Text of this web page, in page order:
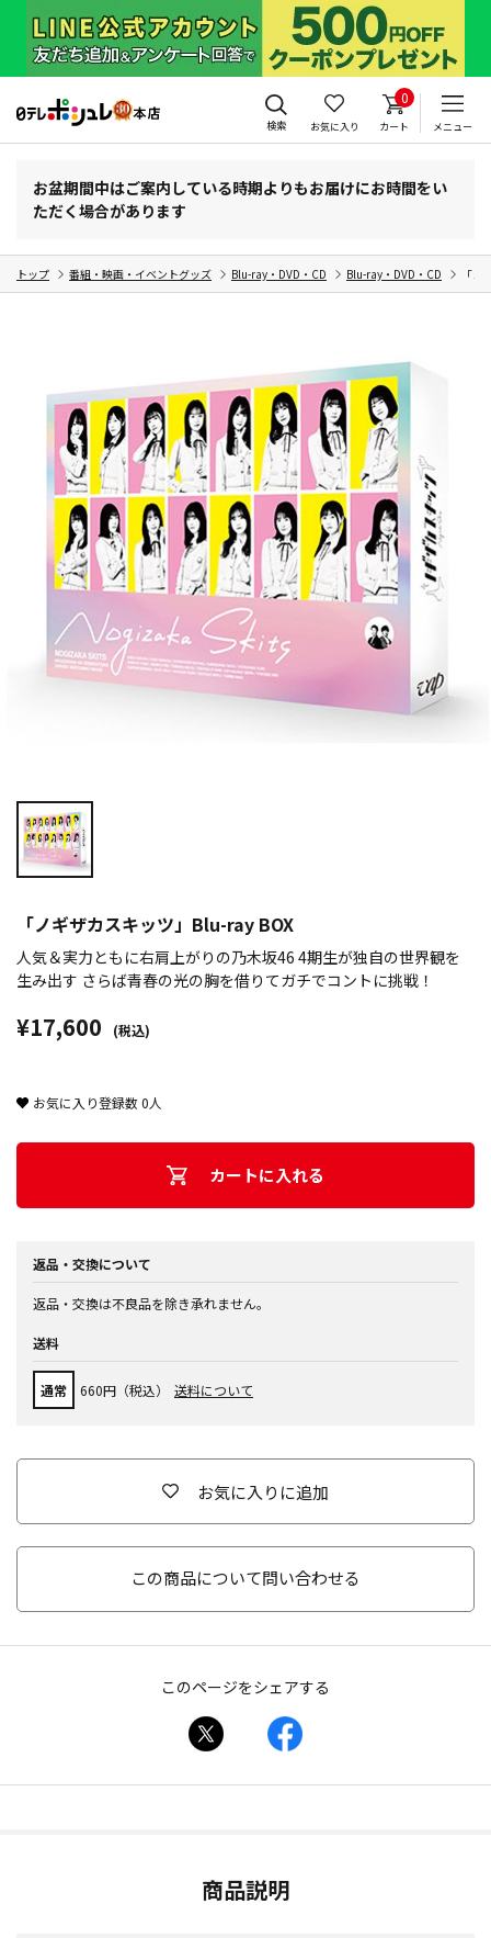
検索 お気に入り
0
カート メニュー
お盆期間中はご案内している時期よりもお届けにお時間をい
ただく場合があります
トップ 番組・映画・イベントグッズ Blu-ray・DVD・CD Blu-ray・DVD・CD 「
「ノギザカスキッツ」Blu-ray BOX
人気＆実力ともに右肩上がりの乃木坂46 4期生が独自の世界観を
生み出す さらば青春の光の胸を借りてガチでコントに挑戦！
¥17,600 (税込)
お気に入り登録数0人
カートに入れる
返品・交換について
返品・交換は不良品を除き承れません。
送料
通常 660円（税込） 送料について
お気に入りに追加
この商品について問い合わせる
このページをシェアする
商品説明